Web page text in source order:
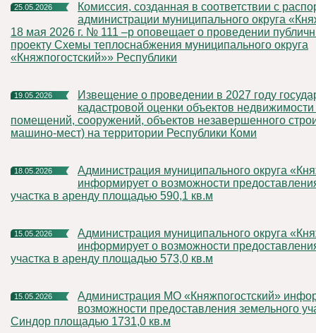
25.05.2026
Комиссия, созданная в соответствии с распоряжением
администрации муниципального округа
18 мая 2026 г. № 111 –р оповещает о проведении
проекту Схемы теплоснабжения муниципального округа
«Княжпогостский»» Республики
19.05.2026
Извещение о проведении в 2027 году государственной
кадастровой оценки объектов
помещений, сооружений, объектов незавершенного
машино-мест) на территории Республики Коми
18.05.2026
Администрация муниципального округа «Княжпогостский»
информирует о возможности
участка в аренду площадью 590,1 кв.м
15.05.2026
Администрация муниципального округа «Княжпогостский»
информирует о возможности
участка в аренду площадью 573,0 кв.м
15.05.2026
Администрация МО «Княжпогостский» информирует о
возможности предоставления земельного
Синдор площадью 1731,0 кв.м